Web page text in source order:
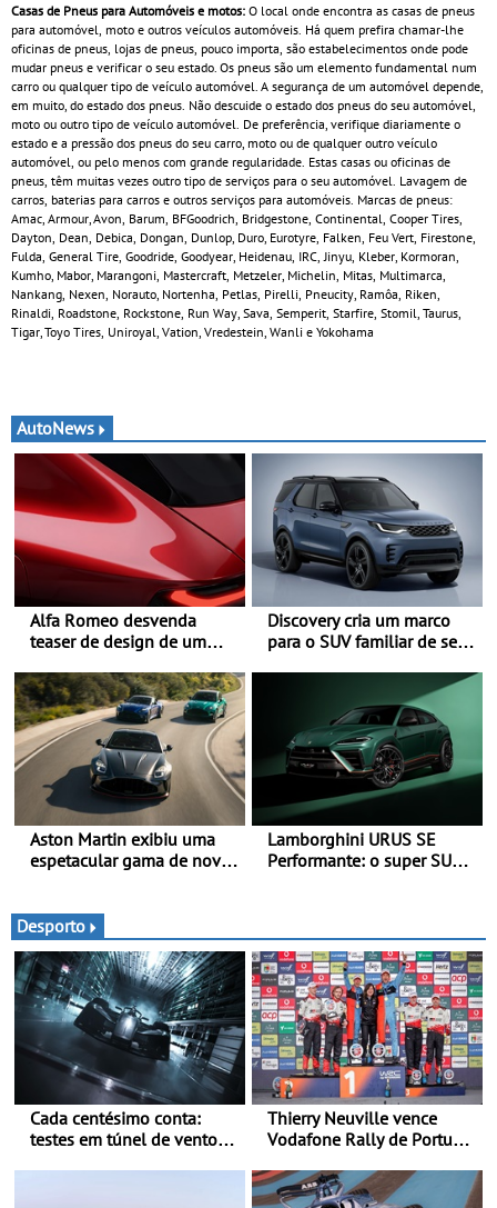
Casas de Pneus para Automóveis e motos: O local onde encontra as casas de pneus
para automóvel, moto e outros veículos automóveis. Há quem prefira chamar-lhe
oficinas de pneus, lojas de pneus, pouco importa, são estabelecimentos onde pode
mudar pneus e verificar o seu estado. Os pneus são um elemento fundamental num
carro ou qualquer tipo de veículo automóvel. A segurança de um automóvel depende,
em muito, do estado dos pneus. Não descuide o estado dos pneus do seu automóvel,
moto ou outro tipo de veículo automóvel. De preferência, verifique diariamente o
estado e a pressão dos pneus do seu carro, moto ou de qualquer outro veículo
automóvel, ou pelo menos com grande regularidade. Estas casas ou oficinas de
pneus, têm muitas vezes outro tipo de serviços para o seu automóvel. Lavagem de
carros, baterias para carros e outros serviços para automóveis. Marcas de pneus:
Amac, Armour, Avon, Barum, BFGoodrich, Bridgestone, Continental, Cooper Tires,
Dayton, Dean, Debica, Dongan, Dunlop, Duro, Eurotyre, Falken, Feu Vert, Firestone,
Fulda, General Tire, Goodride, Goodyear, Heidenau, IRC, Jinyu, Kleber, Kormoran,
Kumho, Mabor, Marangoni, Mastercraft, Metzeler, Michelin, Mitas, Multimarca,
Nankang, Nexen, Norauto, Nortenha, Petlas, Pirelli, Pneucity, Ramôa, Riken,
Rinaldi, Roadstone, Rockstone, Run Way, Sava, Semperit, Starfire, Stomil, Taurus,
Tigar, Toyo Tires, Uniroyal, Vation, Vredestein, Wanli e Yokohama
AutoNews
Alfa Romeo desvenda
teaser de design de um
C - Apresentado
oficialmente no quarto
trimestre de 2027
Discovery cria um marco
para o SUV familiar de sete
disponibilizar três versões
distintas
Aston Martin exibiu uma
espetacular gama de novos
Lamborghini URUS SE
Performante: o super SUV
Desporto
Cada centésimo conta:
testes em túnel de vento
Thierry Neuville vence
Vodafone Rally de Portugal
especial tira triunfo a Ogier